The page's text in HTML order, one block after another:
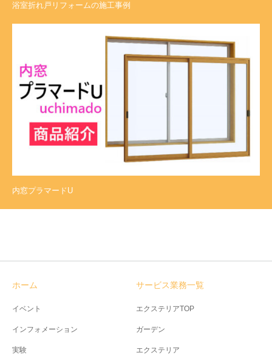
浴室折れ戸リフォームの施工事例
内窓プラマードU
ホーム
イベント
インフォメーション
実験
サービス業務一覧
エクステリアTOP
ガーデン
エクステリア